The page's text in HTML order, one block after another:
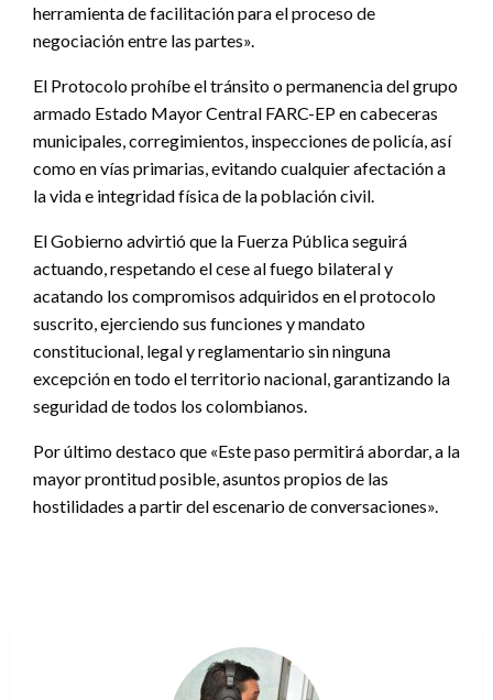
herramienta de facilitación para el proceso de
negociación entre las partes».
El Protocolo prohíbe el tránsito o permanencia del grupo
armado Estado Mayor Central FARC-EP en cabeceras
municipales, corregimientos, inspecciones de policía, así
como en vías primarias, evitando cualquier afectación a
la vida e integridad física de la población civil.
El Gobierno advirtió que la Fuerza Pública seguirá
actuando, respetando el cese al fuego bilateral y
acatando los compromisos adquiridos en el protocolo
suscrito, ejerciendo sus funciones y mandato
constitucional, legal y reglamentario sin ninguna
excepción en todo el territorio nacional, garantizando la
seguridad de todos los colombianos.
Por último destaco que «Este paso permitirá abordar, a la
mayor prontitud posible, asuntos propios de las
hostilidades a partir del escenario de conversaciones».